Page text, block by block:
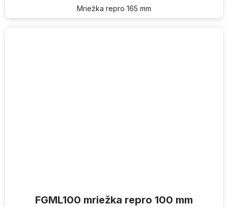
Mriežka repro 165 mm
FGML100 mriežka repro 100 mm